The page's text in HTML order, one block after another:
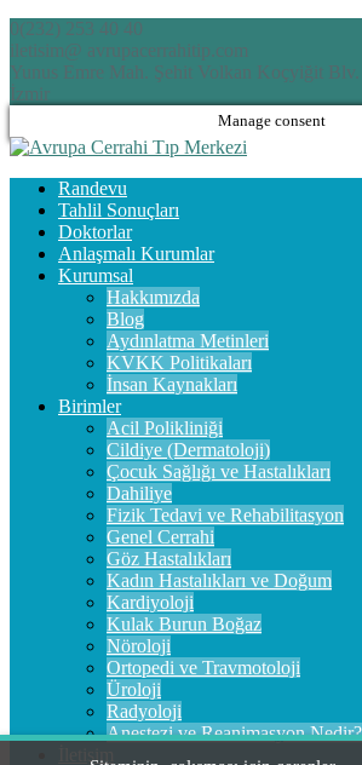
0(232) 253 40 40
iletisim@ avrupacerrahitip.com
Yunus Emre Mah. Şehit Volkan Koçyiğit
İzmir
Manage consent
Randevu
Tahlil Sonuçları
Doktorlar
Anlaşmalı Kurumlar
Kurumsal
Hakkımızda
Blog
Aydınlatma Metinleri
KVKK Politikaları
İnsan Kaynakları
Birimler
Acil Polikliniği
Cildiye (Dermatoloji)
Çocuk Sağlığı ve Hastalıkları
Dahiliye
Fizik Tedavi ve Rehabilitasyon
Genel Cerrahi
Göz Hastalıkları
Kadın Hastalıkları ve Doğum
Kardiyoloji
Kulak Burun Boğaz
Nöroloji
Ortopedi ve Travmotoloji
Üroloji
Radyoloji
Anestezi ve Reanimasyon Nedir?